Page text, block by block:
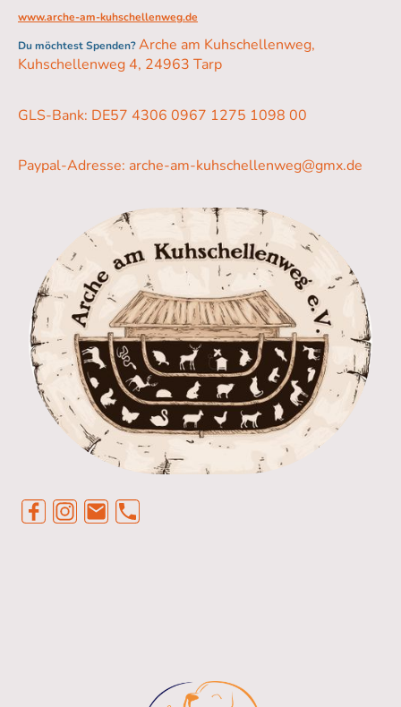
www.arche-am-kuhschellenweg.de
Du möchtest Spenden?Arche am Kuhschellenweg,
Kuhschellenweg 4, 24963 Tarp
GLS-Bank: DE57 4306 0967 1275 1098 00
Paypal-Adresse: arche-am-kuhschellenweg@gmx.de